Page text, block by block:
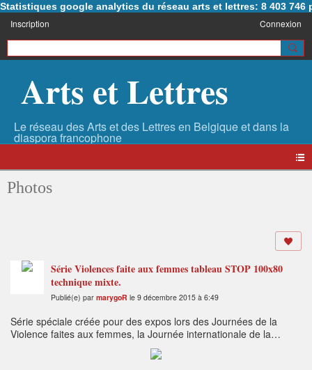
Statistiques google analytics du réseau arts et lettres: 8 403 746
Inscription Connexion
Arts et Lettres
Photos
Série Violences faite aux femmes tableau STOP 100x80
technique mixte.
Publié(e) par marygoR le 9 décembre 2015 à 6:49
Série spéciale créée pour des expos lors des Journées de la
Violence faites aux femmes, la Journée internationale de la
femme et différentes plates-formes ou expositions concernant ce